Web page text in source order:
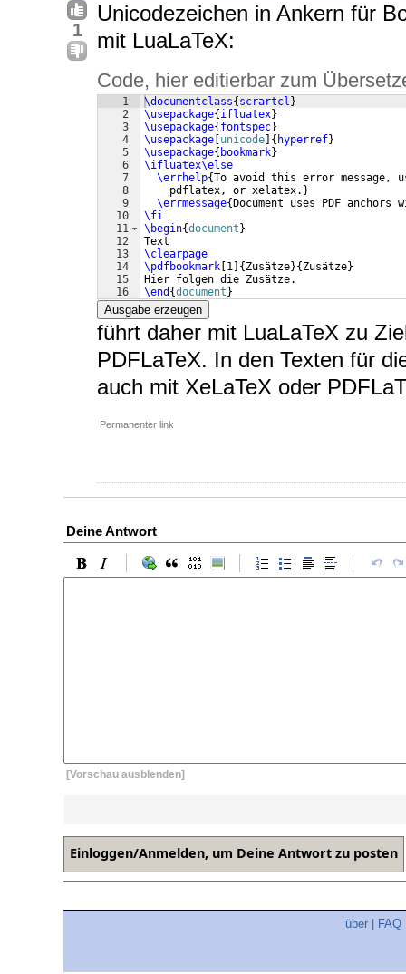
1
Unicodezeichen in Ankern für
mit LuaLaTeX:
Code, hier editierbar zum
1
2
3
4
5
6
7
8
9
10
11
12
13
14
15
16
\documentclass{ scrartcl }
\usepackage{ ifluatex}
\usepackage{ fontspec}
\usepackage unicode { hyperref}
\usepackage{ bookmark}
\ifluatex\else
\errhelp{To avoid this error message,
    pdflatex, or xelatex.
}
\errmessage{ Document uses PDF
\fi
\begin{document }
Text
\clearpage
\pdfbookmark 1 { Zusätze}{ Zusätze}
Hier folgen die Zusätze.
\end {document }
Ausgabe erzeugen
führt daher mit LuaLaTeX zu
PDFLaTeX. In den Texten für
auch mit XeLaTeX oder
Permanenter link
Deine Antwort
[Vorschau ausblenden]
über FAQ